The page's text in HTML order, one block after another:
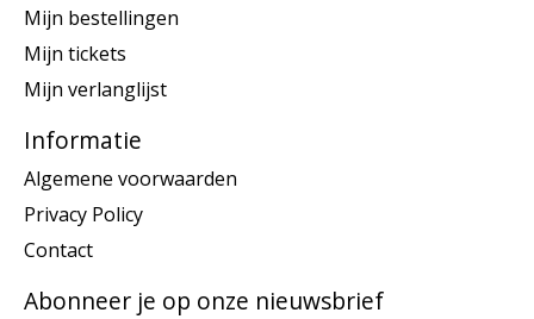
Mijn bestellingen
Mijn tickets
Mijn verlanglijst
Informatie
Algemene voorwaarden
Privacy Policy
Contact
Abonneer je op onze nieuwsbrief